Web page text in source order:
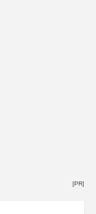
[PR]